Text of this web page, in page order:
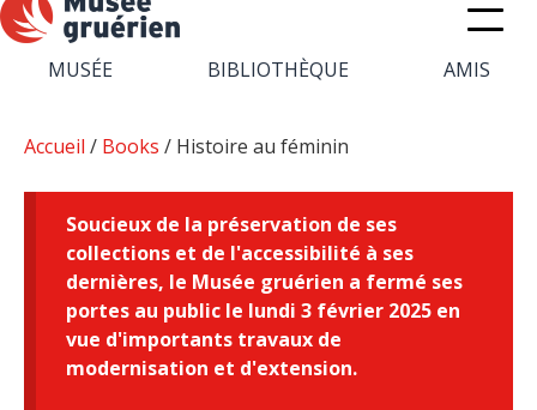
MUSÉE BIBLIOTHÈQUE AMIS
Accueil / Books / Histoire au féminin
Soucieux de la préservation de ses
collections et de l'accessibilité à ses
dernières, le Musée gruérien a fermé ses
portes au public le lundi 3 février 2025 en
vue d'importants travaux de
modernisation et d'extension.